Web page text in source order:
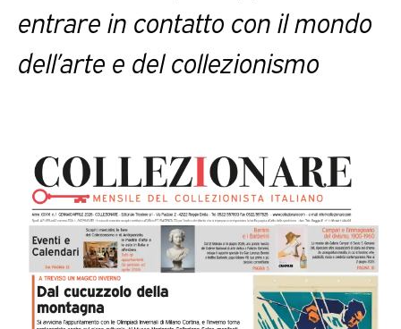
entrare in contatto con il mondo
dell’arte e del collezionismo